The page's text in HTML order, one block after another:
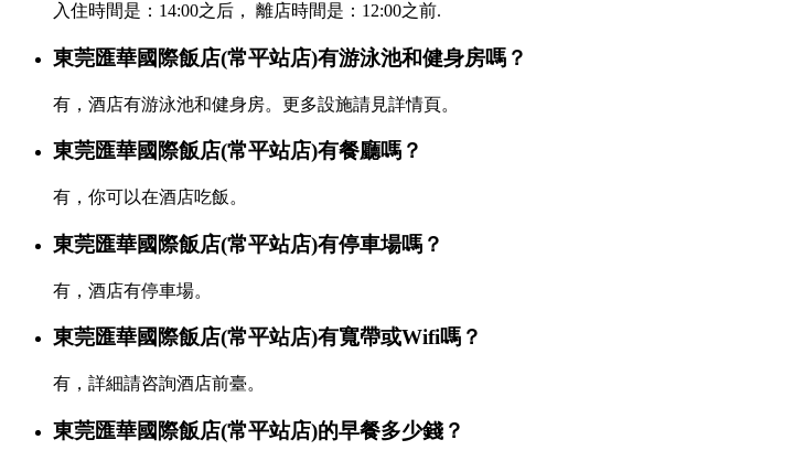
入住時間是：14:00之后， 離店時間是：12:00之前.
東莞匯華國際飯店(常平站店)有游泳池和健身房嗎？
有，酒店有游泳池和健身房。更多設施請見詳情頁。
東莞匯華國際飯店(常平站店)有餐廳嗎？
有，你可以在酒店吃飯。
東莞匯華國際飯店(常平站店)有停車場嗎？
有，酒店有停車場。
東莞匯華國際飯店(常平站店)有寬帶或Wifi嗎？
有，詳細請咨詢酒店前臺。
東莞匯華國際飯店(常平站店)的早餐多少錢？